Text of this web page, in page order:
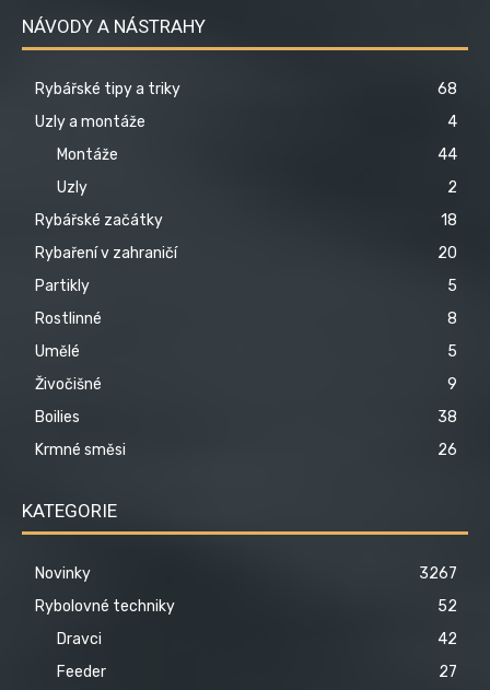
NÁVODY A NÁSTRAHY
Rybářské tipy a triky
68
Uzly a montáže
4
Montáže
44
Uzly
2
Rybářské začátky
18
Rybaření v zahraničí
20
Partikly
5
Rostlinné
8
Umělé
5
Živočišné
9
Boilies
38
Krmné směsi
26
KATEGORIE
Novinky
3267
Rybolovné techniky
52
Dravci
42
Feeder
27